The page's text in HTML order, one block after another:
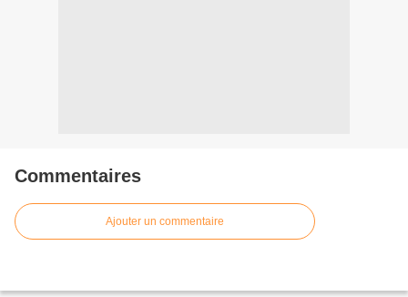
Commentaires
Ajouter un commentaire